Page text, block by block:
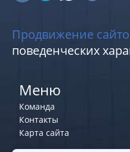
Продвижение
поведенческих
Меню
Команда
Контакты
Карта сайта